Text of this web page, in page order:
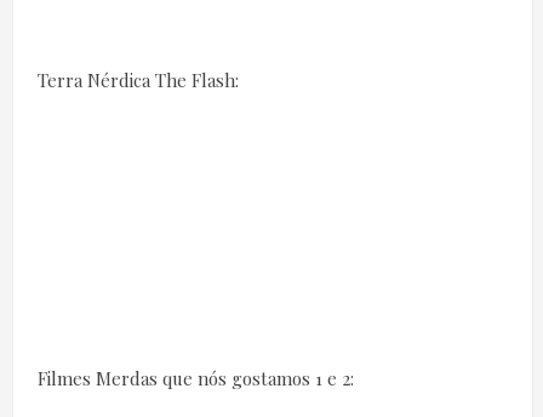
Terra Nérdica The Flash:
Filmes Merdas que nós gostamos 1 e 2: